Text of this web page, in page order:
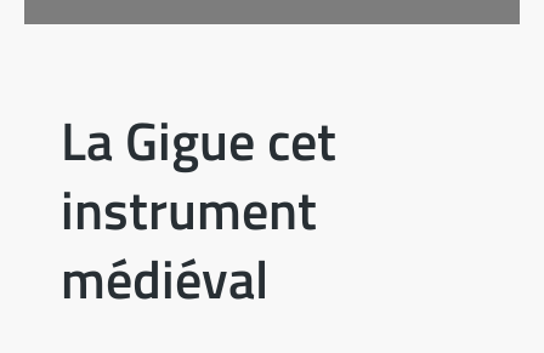
La Gigue cet
instrument
médiéval